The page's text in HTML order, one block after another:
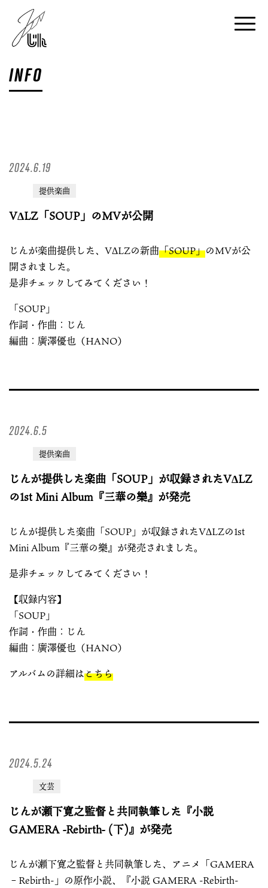
INFO
2024.6.19
提供楽曲
VΔLZ「SOUP」のMVが公開
じんが楽曲提供した、VΔLZの新曲「SOUP」のMVが公
開されました。
是非チェックしてみてください！
「SOUP」
作詞・作曲：じん
編曲：廣澤優也（HANO）
2024.6.5
提供楽曲
じんが提供した楽曲「SOUP」が収録されたVΔLZ
の1st Mini Album『三華の樂』が発売
じんが提供した楽曲「SOUP」が収録されたVΔLZの1st
Mini Album『三華の樂』が発売されました。
是非チェックしてみてください！
【収録内容】
「SOUP」
作詞・作曲：じん
編曲：廣澤優也（HANO）
アルバムの詳細はこちら
2024.5.24
文芸
じんが瀬下寛之監督と共同執筆した『小説
GAMERA -Rebirth- (下)』が発売
じんが瀬下寛之監督と共同執筆した、アニメ「GAMERA
–Rebirth-」の原作小説、『小説 GAMERA -Rebirth-